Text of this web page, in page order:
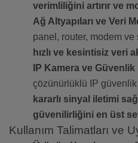
verimliliğini artırır ve
Ağ Altyapıları ve Veri
panel, router, modem ve
hızlı ve kesintisiz veri
IP Kamera ve
çözünürlüklü IP güvenlik
kararlı sinyal iletimi
güvenilirliğini en üst
Kullanım Talimatları ve